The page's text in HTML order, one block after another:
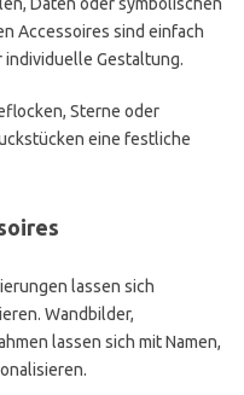
Accessoires sind einfach
Gestaltung.
Sterne oder
eine festliche
lassen sich
Wandbilder,
lassen sich mit Namen,